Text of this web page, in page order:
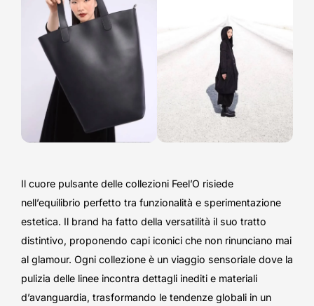
Il cuore pulsante delle collezioni Feel’O risiede
nell’equilibrio perfetto tra funzionalità e sperimentazione
estetica. Il brand ha fatto della versatilità il suo tratto
distintivo, proponendo capi iconici che non rinunciano mai
al glamour. Ogni collezione è un viaggio sensoriale dove la
pulizia delle linee incontra dettagli inediti e materiali
d’avanguardia, trasformando le tendenze globali in un